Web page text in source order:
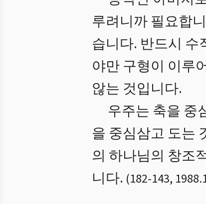
루려니까 필요합
습니다. 반드시 수
야만 구형이 이루
않는 것입니다.
우주는 축을 중
을 중심삼고 도는
의 하나님의 창조
니다. (182-143,